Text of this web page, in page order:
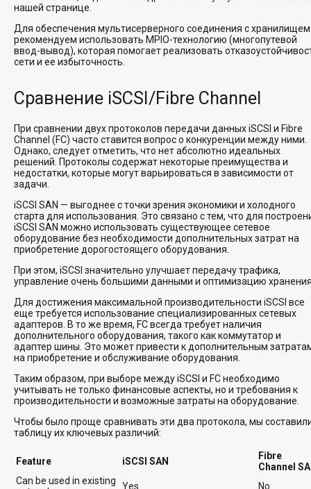
нашей странице.
Для обеспечения мультисерверного соединения с хранилищем
рекомендуем использовать MPIO-технологию (многопутевой
ввод-вывод), которая помогает реализовать
сети и ее избыточность.
Сравнение iSCSI/Fibre Channel
При сравнении двух протоколов передачи данных iSCSI и Fibre
Channel (FC) часто ставится вопрос о конкуренции между ними.
Однако, следует отметить, что нет абсолютно идеальных
решений. Протоколы содержат некоторые преимущества и
недостатки, которые могут варьироваться в зависимости от
задачи.
iSCSI SAN — выгоднее с точки зрения экономики и холодного
старта для использования. Это связано с тем, что для
iSCSI SAN можно использовать существующее сетевое
оборудование без необходимости дополнительных затрат на
приобретение дорогостоящего оборудования.
При этом, iSCSI значительно улучшает передачу трафика,
управление очень большими данными и оптимизацию
Для достижения максимальной производительности iSCSI все
еще требуется использование специализированных сетевых
адаптеров. В то же время, FC всегда требует наличия
дополнительного оборудования, такого как коммутатор и
адаптер шины. Это может привести к дополнительным
на приобретение и обслуживание оборудования.
Таким образом, при выборе между iSCSI и FC необходимо
учитывать не только финансовые аспекты, но и требования к
производительности и возможные затраты на оборудование.
Чтобы было проще сравнивать эти два протокола, мы
таблицу их ключевых различий:
Feature iSCSI SAN
Fibre
Channel
Can be used in existing
Yes
No